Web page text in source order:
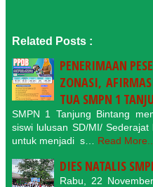
Related Posts :
PENERIMAAN
ZONASI,
TUA SMPN 1
SMPN 1 Tanjung Bintang
siswi lulusan SD/MI/
untuk menjadi s… Read
DIES NATALIS
Rabu, 22